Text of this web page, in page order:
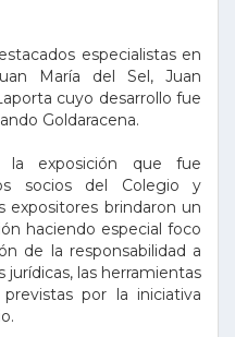
especialistas en
María del Sel, Juan
cuyo desarrollo fue
Goldaracena.
la exposición que fue
socios del Colegio y
expositores brindaron un
haciendo especial foco
de la responsabilidad a
jurídicas, las herramientas
por la iniciativa